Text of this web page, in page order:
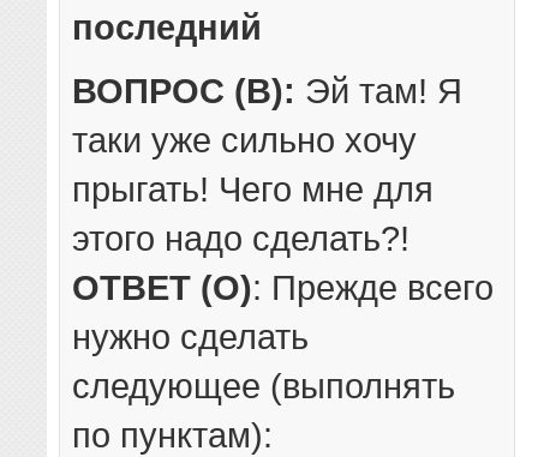
последний
ВОПРОС (В): Эй там! Я
таки уже сильно хочу
прыгать! Чего мне для
этого надо сделать?!
ОТВЕТ (О): Прежде всего
нужно сделать
следующее (выполнять
по пунктам):